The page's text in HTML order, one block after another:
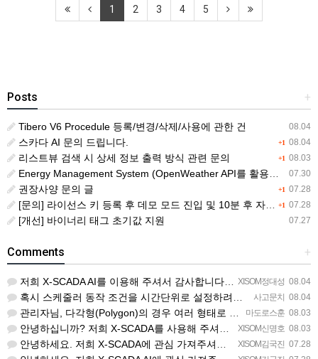
1 2 3 4 5
+
Posts
08.04
Tibero V6 Procedule 등록/변경/삭제/사용에 관한 건
+1 08.04
스카다 AI 문의 드립니다.
+1 08.03
리스트뷰 검색 시 상세 정보 출력 방식 관련 문의
07.30
Energy Management System (OpenWeather API를 활용한 날씨 정보 조회)
+1 07.28
권장사양 문의 글
+1 07.28
[문의] 라이선스 키 등록 후 데모 모드 진입 및 10분 후 자동 종료 현상
07.27
[개선] 바이너리 태그 초기값 지원
+
Comments
XISOM정대성 08.04
저희 X-SCADA AI를 이용해 주셔서 감사합니다. 문의 사항에 대하여 답변드리겠습니다. 문의하신 내용을 …
사고문치 08.04
혹시 스케줄러 동작 조건을 시간단위로 설정하려면 일단위를 여러개 설정하는거 말고 방법이 있을까요?
마도로스훈 08.03
관리자님, 다각형(Polygon)의 경우 여러 형태로 도형을 그려서 첫 점과 끝 점을 이었음에도 불구하고 완…
XISOM신명호 08.03
안녕하십니까? 저희 X-SCADA를 사용해 주셔서 감사합니다. 문의하신 리스트뷰의 열 구성 변경 기능에 대해…
XISOM김국진 07.28
안녕하세요. 저희 X-SCADA에 관심 가져주셔서 감사합니다. 자이솜 웹사이트의 X-SCADA AI 소개 페…